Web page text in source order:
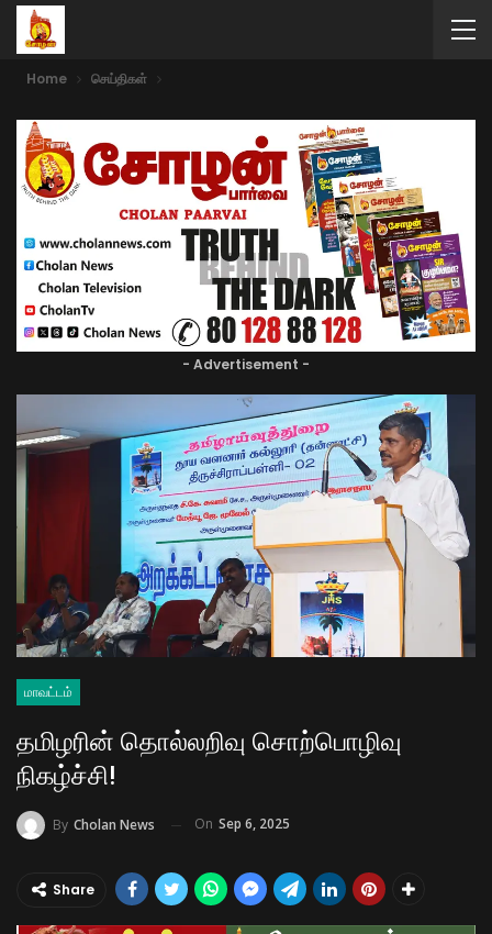
Home செய்திகள்
- Advertisement -
மாவட்டம்
தமிழரின் தொல்லறிவு சொற்பொழிவு
நிகழ்ச்சி!
By Cholan News On Sep 6, 2025
Share